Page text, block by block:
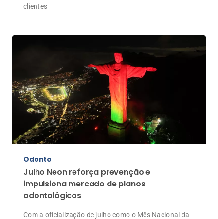
clientes
Odonto
Julho Neon reforça prevenção e
impulsiona mercado de planos
odontológicos
Com a oficialização de julho como o Mês Nacional da